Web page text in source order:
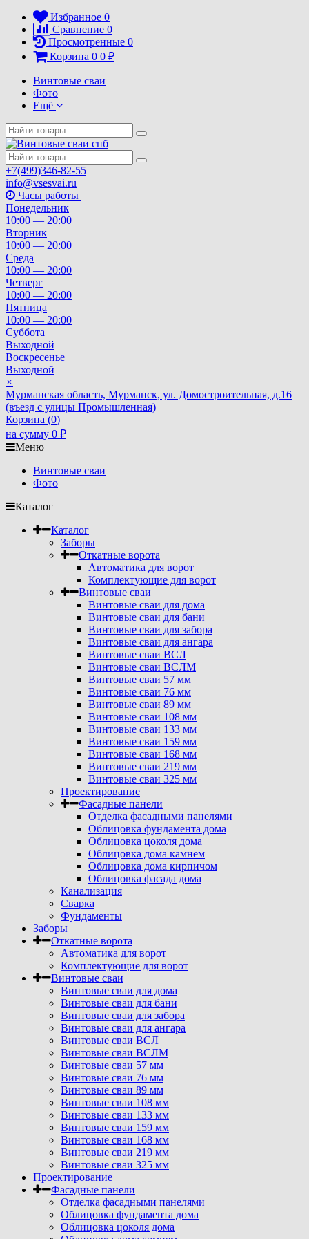
Избранное 0
Сравнение 0
Просмотренные 0
Корзина 0 0 ₽
Винтовые сваи
Фото
Ещё
+7(499)346-82-55
info@vsesvai.ru
Часы работы
Понедельник
10:00 — 20:00
Вторник
10:00 — 20:00
Среда
10:00 — 20:00
Четверг
10:00 — 20:00
Пятница
10:00 — 20:00
Суббота
Выходной
Воскресенье
Выходной
×
Мурманская область, Мурманск, ул. Домостроительная, д.16
(въезд с улицы Промышленная)
Корзина (0)
на сумму 0 ₽
Меню
Винтовые сваи
Фото
Каталог
Каталог
Заборы
Откатные ворота
Автоматика для ворот
Комплектующие для ворот
Винтовые сваи
Винтовые сваи для дома
Винтовые сваи для бани
Винтовые сваи для забора
Винтовые сваи для ангара
Винтовые сваи ВСЛ
Винтовые сваи ВСЛМ
Винтовые сваи 57 мм
Винтовые сваи 76 мм
Винтовые сваи 89 мм
Винтовые сваи 108 мм
Винтовые сваи 133 мм
Винтовые сваи 159 мм
Винтовые сваи 168 мм
Винтовые сваи 219 мм
Винтовые сваи 325 мм
Проектирование
Фасадные панели
Отделка фасадными панелями
Облицовка фундамента дома
Облицовка цоколя дома
Облицовка дома камнем
Облицовка дома кирпичом
Облицовка фасада дома
Канализация
Сварка
Фундаменты
Заборы
Откатные ворота
Автоматика для ворот
Комплектующие для ворот
Винтовые сваи
Винтовые сваи для дома
Винтовые сваи для бани
Винтовые сваи для забора
Винтовые сваи для ангара
Винтовые сваи ВСЛ
Винтовые сваи ВСЛМ
Винтовые сваи 57 мм
Винтовые сваи 76 мм
Винтовые сваи 89 мм
Винтовые сваи 108 мм
Винтовые сваи 133 мм
Винтовые сваи 159 мм
Винтовые сваи 168 мм
Винтовые сваи 219 мм
Винтовые сваи 325 мм
Проектирование
Фасадные панели
Отделка фасадными панелями
Облицовка фундамента дома
Облицовка цоколя дома